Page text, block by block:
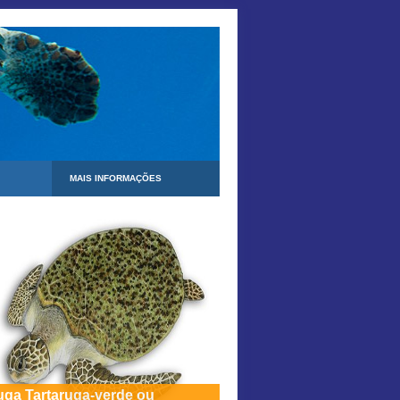
MAIS INFORMAÇÕES
Tartaruga-verde ou